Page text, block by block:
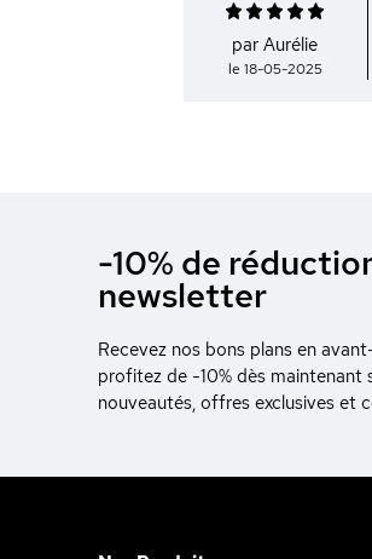
par Aurélie
le 18-05-2025
-10% de
newsletter
Recevez nos bons plans en
profitez de -10% dès
nouveautés, offres exclusives et